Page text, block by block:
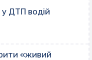
у ДТП водій
«живий